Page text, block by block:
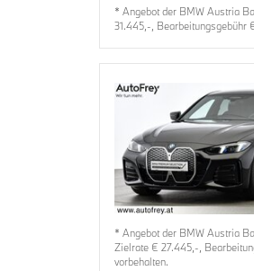
* Angebot der BMW Austria
31.445,-, Bearbeitungsgebühr
* Angebot der BMW Austria
Zielrate € 27.445,-,
vorbehalten.